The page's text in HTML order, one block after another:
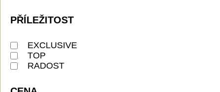
PŘÍLEŽITOST
EXCLUSIVE
TOP
RADOST